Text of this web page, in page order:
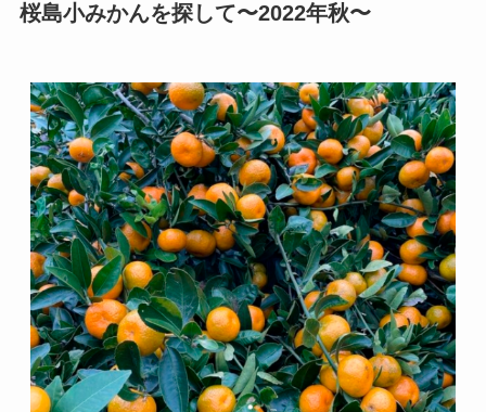
桜島小みかんを探して〜2022年秋〜